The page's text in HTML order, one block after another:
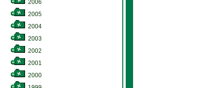
2006
2005
2004
2003
2002
2001
2000